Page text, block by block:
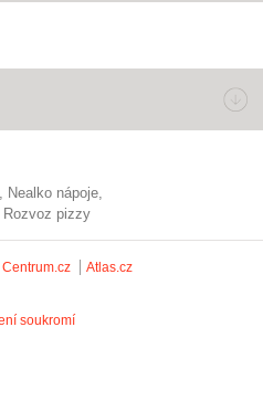
nealko nápoje
rozvoz pizzy
Centrum.cz Atlas.cz
soukromí